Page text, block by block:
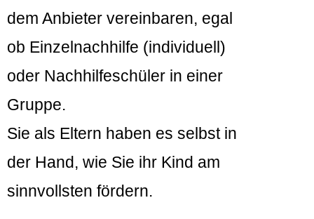
dem Anbieter vereinbaren, egal
ob Einzelnachhilfe (individuell)
oder Nachhilfeschüler in einer
Gruppe.
Sie als Eltern haben es selbst in
der Hand, wie Sie ihr Kind am
sinnvollsten fördern.